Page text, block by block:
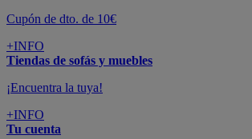
Cupón de dto. de 10€
+INFO
Tiendas de sofás y muebles
¡Encuentra la tuya!
+INFO
Tu cuenta